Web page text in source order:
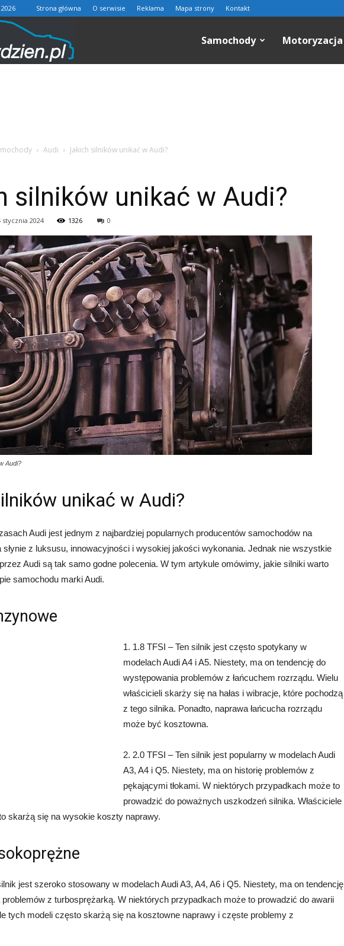
Strona główna O serwisie Reklama Mapa strony Kontakt
Samochody Motoryzacja
Audi Jakich silników unikać w Audi?
silników unikać w Audi?
stycznia 2024 1326 0
Audi?
unikać w Audi?
Audi jest jednym z najbardziej popularnych producentów samochodów na
słynie z luksusu, innowacyjności i wysokiej jakości wykonania. Jednak nie wszystkie
Audi są tak samo godne polecenia. W tym artykule omówimy, jakie silniki warto
samochodu marki Audi.
1. 1.8 TFSI – Ten silnik jest często spotykany w
modelach Audi A4 i A5. Niestety, ma on tendencję do
występowania problemów z łańcuchem rozrządu. Wielu
właścicieli skarży się na hałas i wibracje, które pochodzą
z tego silnika. Ponadto, naprawa łańcucha rozrządu
może być kosztowna.
2. 2.0 TFSI – Ten silnik jest popularny w modelach Audi
A3, A4 i Q5. Niestety, ma on historię problemów z
pękającymi tłokami. W niektórych przypadkach może to
prowadzić do poważnych uszkodzeń silnika. Właściciele
skarżą się na wysokie koszty naprawy.
jest szeroko stosowany w modelach Audi A3, A4, A6 i Q5. Niestety, ma on tendencję
z turbosprężarką. W niektórych przypadkach może to prowadzić do awarii
tych modeli często skarżą się na kosztowne naprawy i częste problemy z